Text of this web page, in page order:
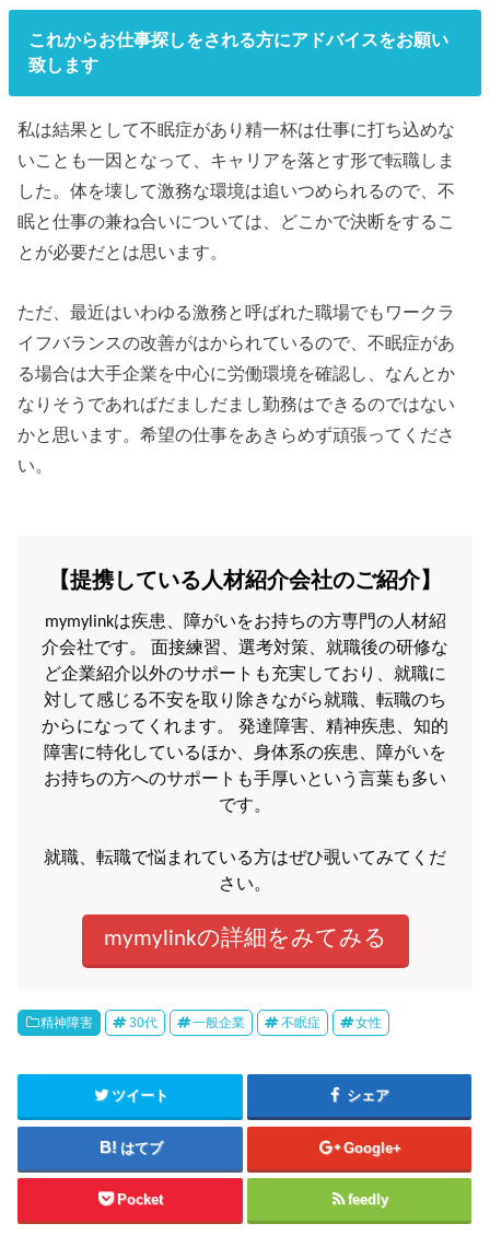
これからお仕事探しをされる方にアドバイスをお願い
致します
私は結果として不眠症があり精一杯は仕事に打ち込めな
いことも一因となって、キャリアを落とす形で転職しま
した。体を壊して激務な環境は追いつめられるので、不
眠と仕事の兼ね合いについては、どこかで決断をするこ
とが必要だとは思います。
ただ、最近はいわゆる激務と呼ばれた職場でもワークラ
イフバランスの改善がはかられているので、不眠症があ
る場合は大手企業を中心に労働環境を確認し、なんとか
なりそうであればだましだまし勤務はできるのではない
かと思います。希望の仕事をあきらめず頑張ってくださ
い。
【提携している人材紹介会社のご紹介】
mymylinkは疾患、障がいをお持ちの方専門の人材紹
介会社です。 面接練習、選考対策、就職後の研修な
ど企業紹介以外のサポートも充実しており、就職に
対して感じる不安を取り除きながら就職、転職のち
からになってくれます。 発達障害、精神疾患、知的
障害に特化しているほか、身体系の疾患、障がいを
お持ちの方へのサポートも手厚いという言葉も多い
です。
就職、転職で悩まれている方はぜひ覗いてみてくだ
さい。
mymylinkの詳細をみてみる
精神障害 30代 一般企業 不眠症 女性
ツイート シェア
はてブ Google+
Pocket feedly